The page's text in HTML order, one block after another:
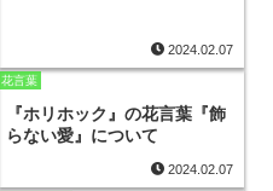
2024.02.07
花言葉
『ホリホック』の花言葉『飾
らない愛』について
2024.02.07